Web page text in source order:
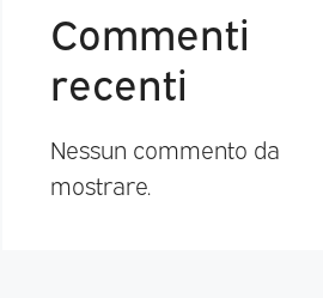
Commenti
recenti
Nessun commento da
mostrare.